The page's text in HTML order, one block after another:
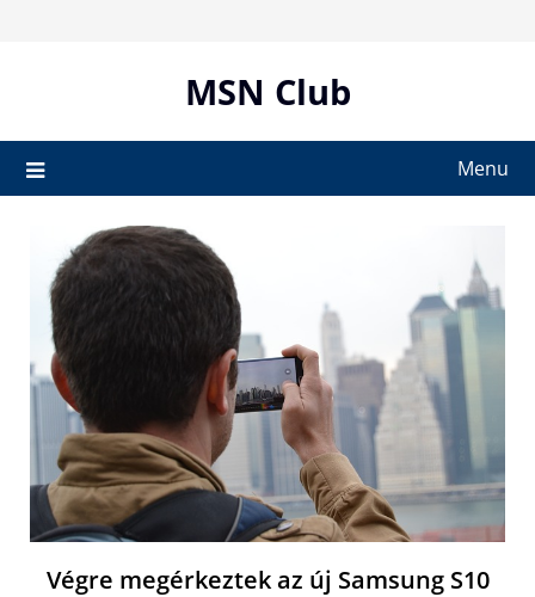
MSN Club
Menu
Végre megérkeztek az új Samsung S10